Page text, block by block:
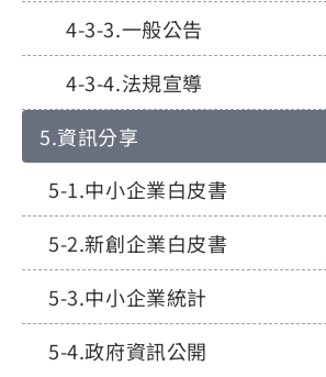
一般公告
法規宣導
資訊分享
中小企業白皮書
新創企業白皮書
中小企業統計
政府資訊公開